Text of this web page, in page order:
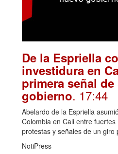
De la Espriella
investidura en
primera señal
gobierno. 17:44
Abelardo de la Espriella
Colombia en Cali entre
protestas y señales de un giro
NotiPress